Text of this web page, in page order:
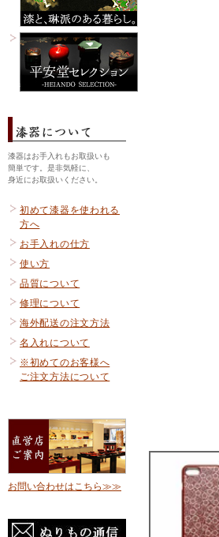
漆器はお手入れもお取扱いも
簡単です。是非気軽に、
身近にお取扱いください。
初めて漆器を使われる
方へ
お手入れの仕方
使い方
品質について
修理について
海外配送の注文方法
名入れについて
※初めてのお客様へ
ご注文方法について
お問い合わせはこちら≫≫